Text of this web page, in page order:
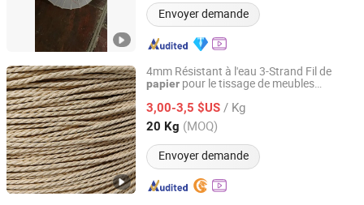
Envoyer demande
4mm Résistant à l'eau 3-Strand Fil de
papier pour le tissage de meubles
3,00-3,5 $US / Kg
20 Kg (MOQ)
Envoyer demande
Foshan Nanhai Sansongzhai Weaving Processing Factory
Guangdong, China Depuis 2026